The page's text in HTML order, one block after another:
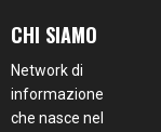
CHI SIAMO
Network di
informazione
che nasce nel